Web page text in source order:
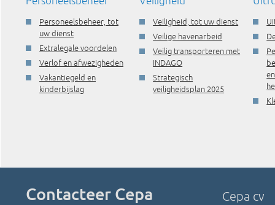
Personeelsbeheer, tot
uw dienst
Extralegale voordelen
Verlof en afwezigheden
Vakantiegeld en
kinderbijslag
Veiligheid, tot uw dienst
Veilige havenarbeid
Veilig transporteren met
INDAGO
Strategisch
veiligheidsplan 2025
en
Contacteer Cepa Cepa cv